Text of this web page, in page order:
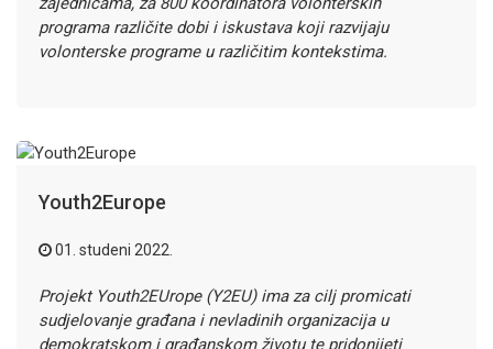
programa različite dobi i iskustava koji razvijaju
volonterske programe u različitim kontekstima.
Youth2Europe
01. studeni 2022.
Projekt Youth2EUrope (Y2EU) ima za cilj promicati
sudjelovanje građana i nevladinih organizacija u
demokratskom i građanskom životu te pridonijeti